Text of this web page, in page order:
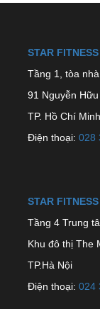
STAR
Tầng 1, tòa
91 Nguyễn
TP. Hồ Chí Minh
Điện thoại: 028
STAR
Tầng 4 Trung
Khu đô thị The
TP.Hà Nội
Điện thoại: 024